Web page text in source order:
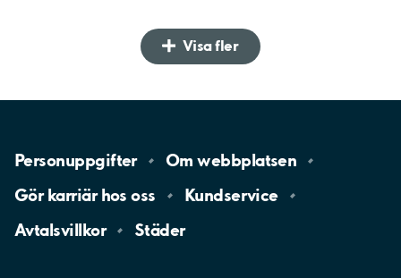
Visa fler
Personuppgifter Omwebbplatsen
Gör karriär hososs
Kundservice
Avtalsvillkor
Städer